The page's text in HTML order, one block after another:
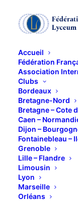
Accueil
Fédération
Association
Clubs
Bordeaux
Bretagne-Nord
Bretagne – Cote
Caen –
Dijon –
Fontainebleau –
Grenoble
Lille – Flandre
Limousin
Lyon
Marseille
Orléans
LA
Les solanacées
tomates, les